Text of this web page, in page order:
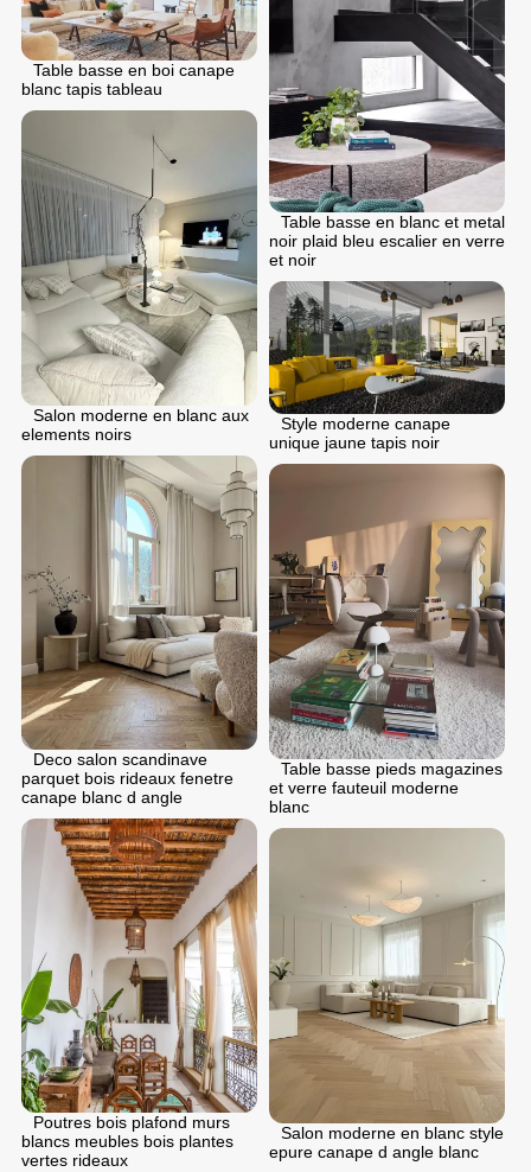
Table basse en blanc et metal
noir plaid bleu escalier en verre
et noir
Table basse en boi canape
blanc tapis tableau
Salon moderne en blanc aux
elements noirs
Style moderne canape
unique jaune tapis noir
Deco salon scandinave
parquet bois rideaux fenetre
canape blanc d angle
Table basse pieds magazines
et verre fauteuil moderne
blanc
Poutres bois plafond murs
blancs meubles bois plantes
vertes rideaux
Salon moderne en blanc style
epure canape d angle blanc